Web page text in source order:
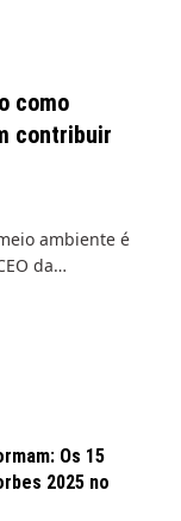
como
contribuir
ambiente é
da…
Os 15
2025 no